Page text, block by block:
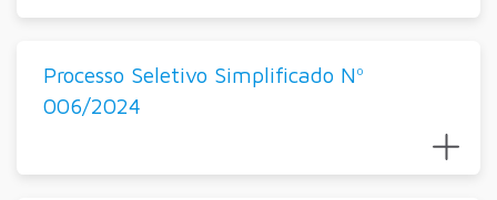
Processo Seletivo Simplificado Nº
006/2024